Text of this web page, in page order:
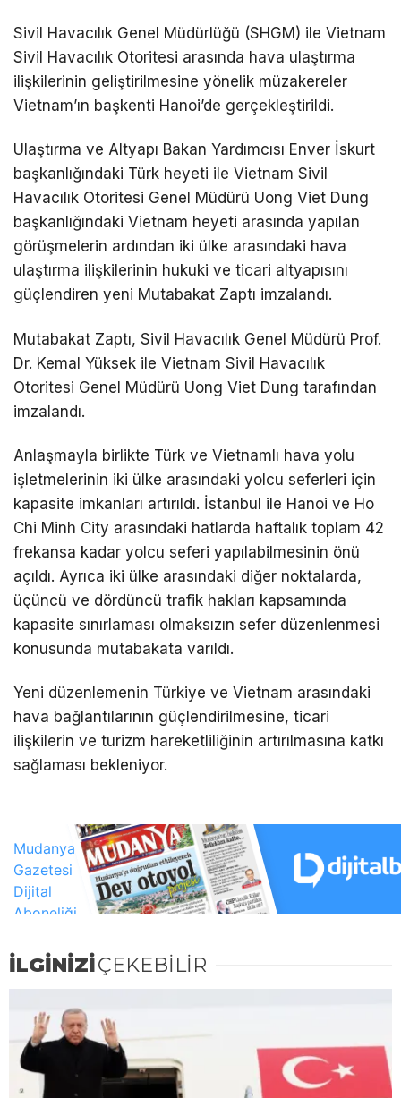
Sivil Havacılık Genel Müdürlüğü (SHGM) ile Vietnam
Sivil Havacılık Otoritesi arasında hava ulaştırma
ilişkilerinin geliştirilmesine yönelik müzakereler
Vietnam’ın başkenti Hanoi’de gerçekleştirildi.
Ulaştırma ve Altyapı Bakan Yardımcısı Enver İskurt
başkanlığındaki Türk heyeti ile Vietnam Sivil
Havacılık Otoritesi Genel Müdürü Uong Viet Dung
başkanlığındaki Vietnam heyeti arasında yapılan
görüşmelerin ardından iki ülke arasındaki hava
ulaştırma ilişkilerinin hukuki ve ticari altyapısını
güçlendiren yeni Mutabakat Zaptı imzalandı.
Mutabakat Zaptı, Sivil Havacılık Genel Müdürü Prof.
Dr. Kemal Yüksek ile Vietnam Sivil Havacılık
Otoritesi Genel Müdürü Uong Viet Dung tarafından
imzalandı.
Anlaşmayla birlikte Türk ve Vietnamlı hava yolu
işletmelerinin iki ülke arasındaki yolcu seferleri için
kapasite imkanları artırıldı. İstanbul ile Hanoi ve Ho
Chi Minh City arasındaki hatlarda haftalık toplam 42
frekansa kadar yolcu seferi yapılabilmesinin önü
açıldı. Ayrıca iki ülke arasındaki diğer noktalarda,
üçüncü ve dördüncü trafik hakları kapsamında
kapasite sınırlaması olmaksızın sefer düzenlenmesi
konusunda mutabakata varıldı.
Yeni düzenlemenin Türkiye ve Vietnam arasındaki
hava bağlantılarının güçlendirilmesine, ticari
ilişkilerin ve turizm hareketliliğinin artırılmasına katkı
sağlaması bekleniyor.
İLGİNİZİÇEKEBİLİR